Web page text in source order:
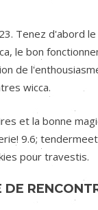
Tenez d'abord
le bon
de
wicca.
et la bonne
9.6;
pour travestis.
DE